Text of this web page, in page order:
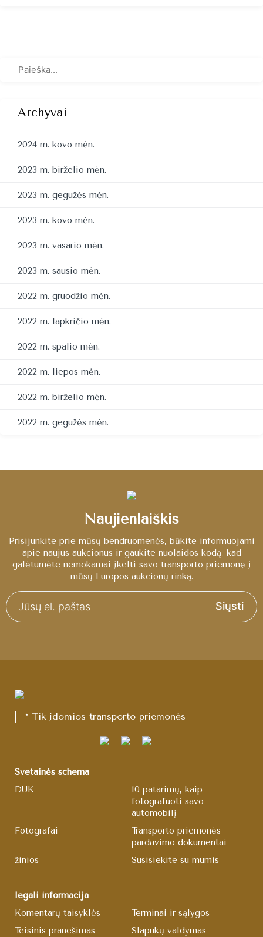
Archyvai
2024 m. kovo mėn.
2023 m. birželio mėn.
2023 m. gegužės mėn.
2023 m. kovo mėn.
2023 m. vasario mėn.
2023 m. sausio mėn.
2022 m. gruodžio mėn.
2022 m. lapkričio mėn.
2022 m. spalio mėn.
2022 m. liepos mėn.
2022 m. birželio mėn.
2022 m. gegužės mėn.
Naujienlaiškis
Prisijunkite prie mūsų bendruomenės, būkite informuojami
apie naujus aukcionus ir gaukite nuolaidos kodą, kad
galėtumėte nemokamai įkelti savo transporto priemonę į
mūsų Europos aukcionų rinką.
Siųsti
* Tik įdomios transporto priemonės
Svetainės schema
DUK
10 patarimų, kaip
fotografuoti savo
automobilį
Fotografai
Transporto priemonės
pardavimo dokumentai
žinios
Susisiekite su mumis
legali informacija
Komentarų taisyklės
Terminai ir sąlygos
Teisinis pranešimas
Slapukų valdymas